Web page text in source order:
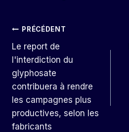
Navigation
De
L’article
PRÉCÉDENT
Le report de
l'interdiction du
glyphosate
contribuera à rendre
les campagnes plus
productives, selon les
fabricants